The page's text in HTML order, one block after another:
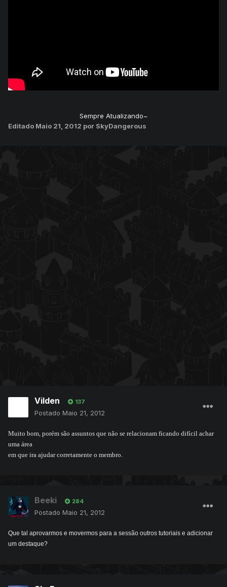
Sempre Atualizando~
Editado Maio 21, 2012 por SkyDangerous
Vilden 137
Postado Maio 21, 2012
Muito bom, porém são assuntos que não se relacionam ficando difícil achar
uma área
em que ira ajudar corretamente o membro.
Beeki 284
Postado Maio 21, 2012
Que tal aprovarmos e movermos para a sessão outros tutoriais e adicionar
um destaque?